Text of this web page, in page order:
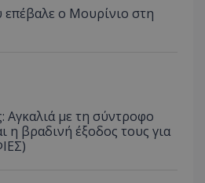
επέβαλε ο Μουρίνιο στη
Αγκαλιά με τη σύντροφο
η βραδινή έξοδος τους για